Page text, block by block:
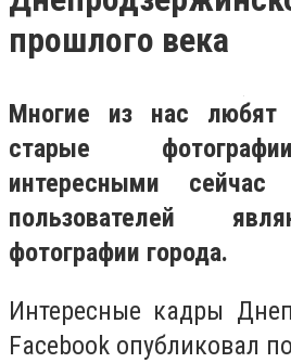
прошлого века
Многие из нас любят
старые
интересными сейчас
пользователей
фотографии города.
Интересные кадры
Facebook опубликовал